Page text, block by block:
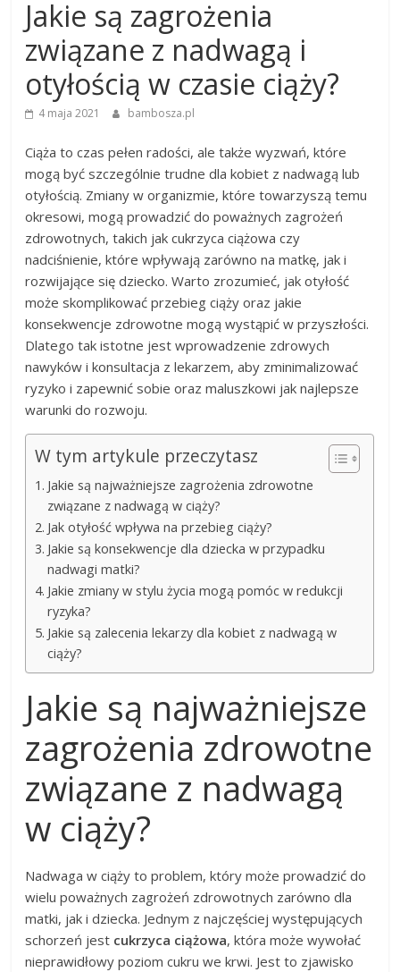
Jakie są zagrożenia
związane z nadwagą i
otyłością w czasie ciąży?
4 maja 2021 bambosza.pl
Ciąża to czas pełen radości, ale także wyzwań, które
mogą być szczególnie trudne dla kobiet z nadwagą lub
otyłością. Zmiany w organizmie, które towarzyszą temu
okresowi, mogą prowadzić do poważnych zagrożeń
zdrowotnych, takich jak cukrzyca ciążowa czy
nadciśnienie, które wpływają zarówno na matkę, jak i
rozwijające się dziecko. Warto zrozumieć, jak otyłość
może skomplikować przebieg ciąży oraz jakie
konsekwencje zdrowotne mogą wystąpić w przyszłości.
Dlatego tak istotne jest wprowadzenie zdrowych
nawyków i konsultacja z lekarzem, aby zminimalizować
ryzyko i zapewnić sobie oraz maluszkowi jak najlepsze
warunki do rozwoju.
W tym artykule przeczytasz
Jakie są najważniejsze zagrożenia zdrowotne
związane z nadwagą w ciąży?
Jak otyłość wpływa na przebieg ciąży?
Jakie są konsekwencje dla dziecka w przypadku
nadwagi matki?
Jakie zmiany w stylu życia mogą pomóc w redukcji
ryzyka?
Jakie są zalecenia lekarzy dla kobiet z nadwagą w
ciąży?
Jakie są najważniejsze
zagrożenia zdrowotne
związane z nadwagą
w ciąży?
Nadwaga w ciąży to problem, który może prowadzić do
wielu poważnych zagrożeń zdrowotnych zarówno dla
matki, jak i dziecka. Jednym z najczęściej występujących
schorzeń jest cukrzyca ciążowa, która może wywołać
nieprawidłowy poziom cukru we krwi. Jest to zjawisko